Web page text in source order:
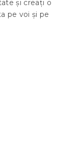
și creați o
pe voi și pe